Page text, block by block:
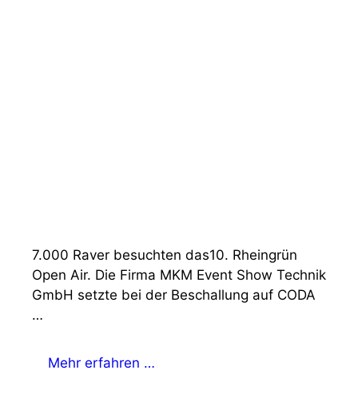
7.000 Raver besuchten das10. Rheingrün
Open Air. Die Firma MKM Event Show Technik
GmbH setzte bei der Beschallung auf CODA
…
Mehr erfahren …